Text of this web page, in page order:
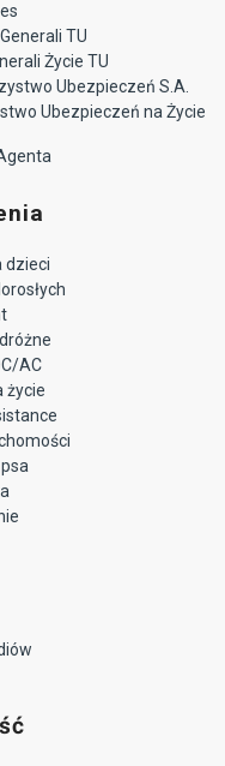
TU
Życie TU
Ubezpieczeń S.A.
Ubezpieczeń na Życie
dzieci
AC
życie